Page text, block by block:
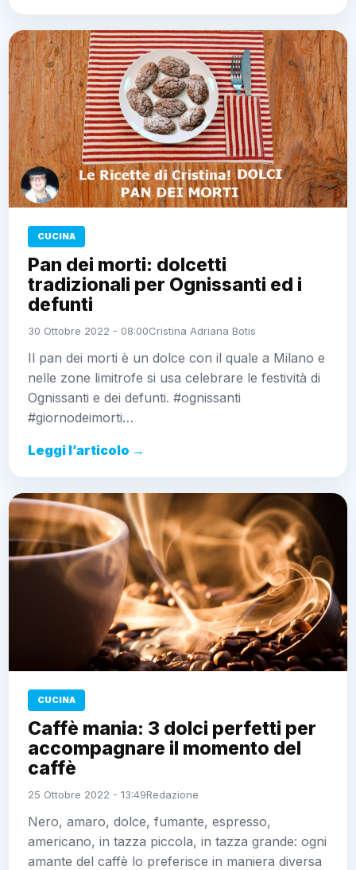
CUCINA
Pan dei morti: dolcetti
tradizionali per Ognissanti ed i
defunti
30 Ottobre 2022 - 08:00Cristina Adriana Botis
Il pan dei morti è un dolce con il quale a Milano e
nelle zone limitrofe si usa celebrare le festività di
Ognissanti e dei defunti. #ognissanti
#giornodeimorti…
Leggi l’articolo →
CUCINA
Caffè mania: 3 dolci perfetti per
accompagnare il momento del
caffè
25 Ottobre 2022 - 13:49Redazione
Nero, amaro, dolce, fumante, espresso,
americano, in tazza piccola, in tazza grande: ogni
amante del caffè lo preferisce in maniera diversa